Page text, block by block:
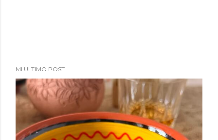
MI ULTIMO POST